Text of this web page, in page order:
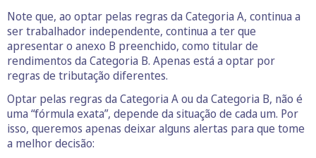
Note que, ao optar pelas regras da Categoria A, continua a
ser trabalhador independente, continua a ter que
apresentar o anexo B preenchido, como titular de
rendimentos da Categoria B. Apenas está a optar por
regras de tributação diferentes.
Optar pelas regras da Categoria A ou da Categoria B, não é
uma “fórmula exata”, depende da situação de cada um. Por
isso, queremos apenas deixar alguns alertas para que tome
a melhor decisão: